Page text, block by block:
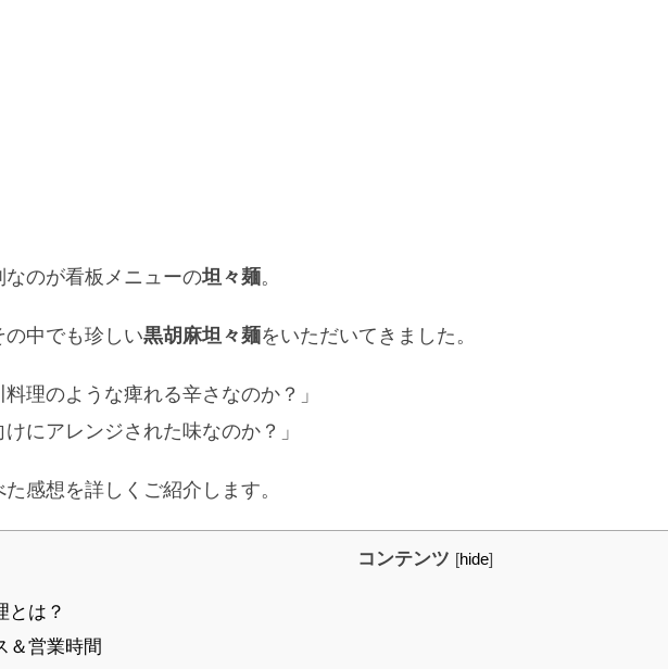
なのが看板メニューの坦々麺。
の中でも珍しい黒胡麻坦々麺をいただいてきました。
料理のような痺れる辛さなのか？」
けにアレンジされた味なのか？」
感想を詳しくご紹介します。
コンテンツ [hide]
とは？
＆営業時間